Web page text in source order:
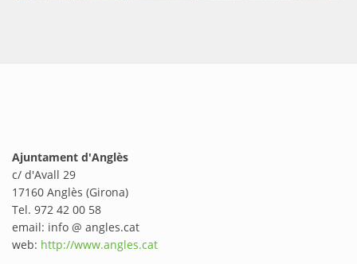
Ajuntament d'Anglès
c/ d'Avall 29
17160 Anglès (Girona)
Tel. 972 42 00 58
email: info @ angles.cat
web: http://www.angles.cat